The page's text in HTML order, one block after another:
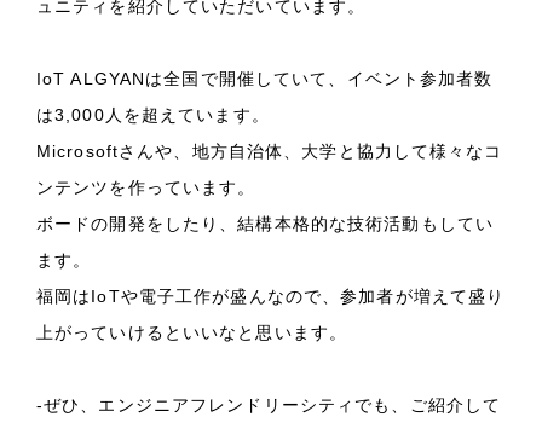
ュニティを紹介していただいています。
IoT ALGYANは全国で開催していて、イベント参加者数
は3,000人を超えています。
Microsoftさんや、地方自治体、大学と協力して様々なコ
ンテンツを作っています。
ボードの開発をしたり、結構本格的な技術活動もしてい
ます。
福岡はIoTや電子工作が盛んなので、参加者が増えて盛り
上がっていけるといいなと思います。
-ぜひ、エンジニアフレンドリーシティでも、ご紹介して